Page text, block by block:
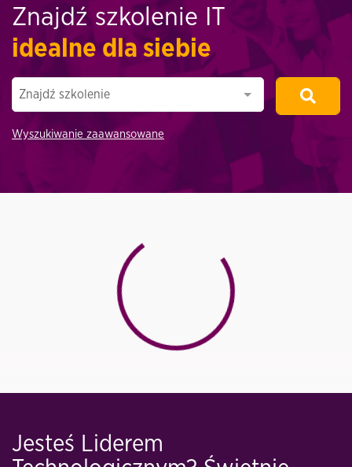
Znajdź szkolenie IT
idealne dla siebie
Znajdź szkolenie
Wyszukiwanie zaawansowane
Loading...
Jesteś Liderem